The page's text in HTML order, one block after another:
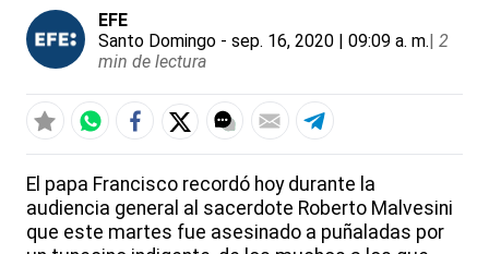
EFE
Santo Domingo - sep. 16, 2020 | 09:09 a. m.| 2
min de lectura
El papa Francisco recordó hoy durante la
audiencia general al sacerdote Roberto Malvesini
que este martes fue asesinado a puñaladas por